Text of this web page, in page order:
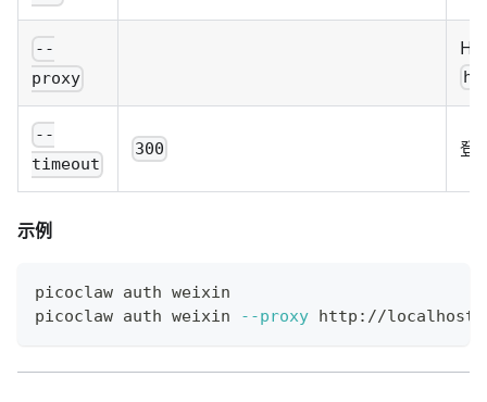
--
proxy
--
timeout
300 登
示例
picoclaw auth weixin
picoclaw auth weixin
--proxy http://